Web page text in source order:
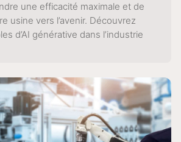
une efficacité maximale et de
usine vers l’avenir. Découvrez
d’AI générative dans l’industrie